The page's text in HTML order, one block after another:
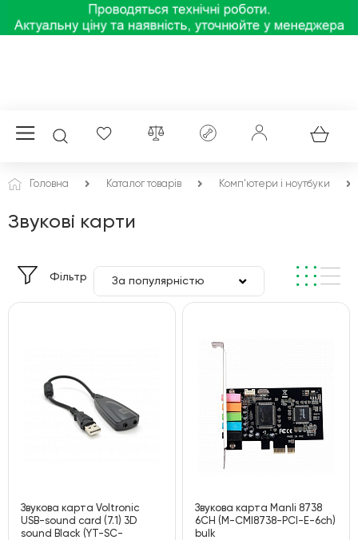
Головна Каталог товарів Комп'ютери і ноутбуки
Звукові карти
Фільтр За популярністю
Звукова карта Voltronic
USB-sound card (7.1) 3D
sound Black (YT-SC-
Звукова карта Manli 8738
6CH (M-CMI8738-PCI-E-6ch)
bulk